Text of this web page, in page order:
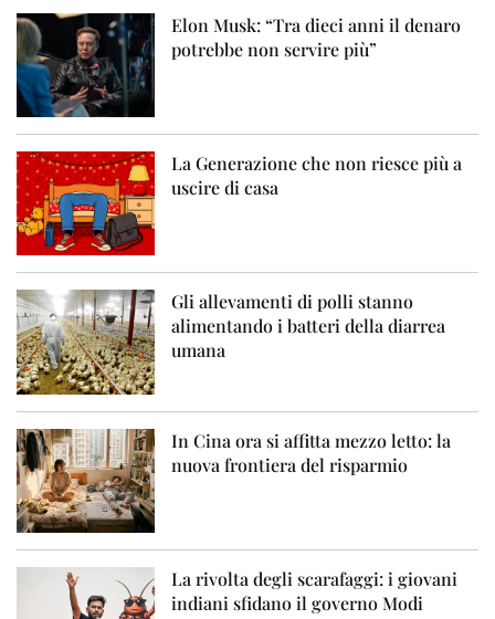
Elon Musk: “Tra dieci anni il denaro
potrebbe non servire più”
La Generazione che non riesce più a
uscire di casa
Gli allevamenti di polli stanno
alimentando i batteri della diarrea
umana
In Cina ora si affitta mezzo letto: la
nuova frontiera del risparmio
La rivolta degli scarafaggi: i giovani
indiani sfidano il governo Modi